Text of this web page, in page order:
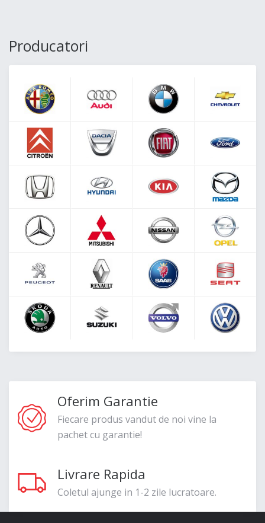
Producatori
Oferim Garantie
Fiecare produs vandut de noi vine la
pachet cu garantie!
Livrare Rapida
Coletul ajunge in 1-2 zile lucratoare.